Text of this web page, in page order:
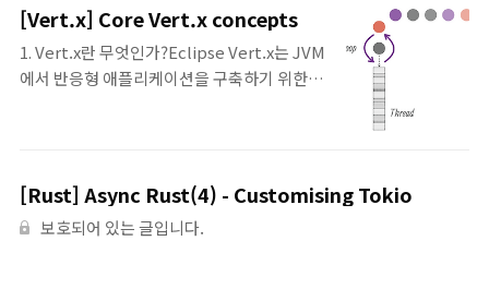
[Vert.x] Core Vert.x concepts
1. Vert.x란 무엇인가?Eclipse Vert.x는 JVM
에서 반응형 애플리케이션을 구축하기 위한 도
정의하며, 애플리케이션에 유용한 모듈을 선
택할 수 있다 (예: 데이터베이스 연결, 모니터
링, 인증, 로깅, 서비스 검색, 클러스터링 지원
[Rust] Async Rust(4) - Customising Tokio
보호되어 있는 글입니다.